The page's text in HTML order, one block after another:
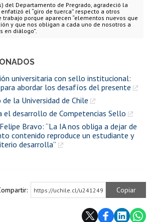
del Departamento de Pregrado, agradeció la
el “giro de tuerca” respecto a otros
trabajo porque aparecen “elementos nuevos que
y que nos obligan a cada uno de nosotros a
en diálogo”.
universitaria con sello institucional:
abordar los desafíos del presente
la Universidad de Chile
el desarrollo de Competencias Sello
Bravo: “La IA nos obliga a dejar de
contenido reproduce un estudiante y
desarrolla”
https://uchile.cl/u241249 Copiar